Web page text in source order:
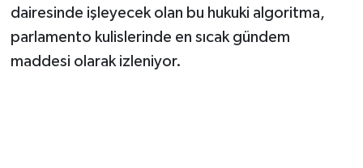
dairesinde işleyecek olan bu hukuki algoritma,
parlamento kulislerinde en sıcak gündem
maddesi olarak izleniyor.